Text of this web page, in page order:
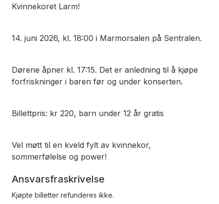
Kvinnekoret Larm!
14. juni 2026, kl. 18:00 i Marmorsalen på Sentralen.
Dørene åpner kl. 17:15. Det er anledning til å kjøpe
forfriskninger i baren før og under konserten.
Billettpris: kr 220, barn under 12 år gratis
Vel møtt til en kveld fylt av kvinnekor,
sommerfølelse og power!
Ansvarsfraskrivelse
Kjøpte billetter refunderes ikke.